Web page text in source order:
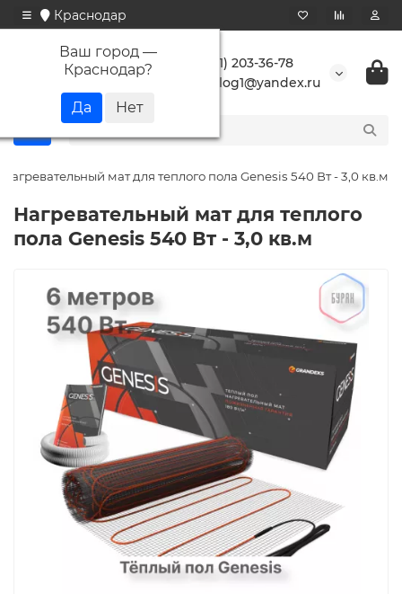
Краснодар
Ваш город —
Краснодар?
+7 (861) 203-36-78
buranlog1@yandex.ru
Нагревательный мат для теплого пола Genesis 540 Вт - 3,0 кв.м
Нагревательный мат для теплого
пола Genesis 540 Вт - 3,0 кв.м